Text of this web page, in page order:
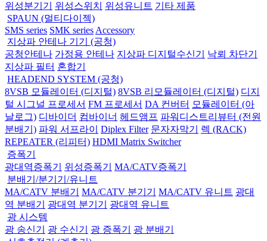
위성분기기
위성스위치 위성유니트 기타 제품
SPAUN (멀티다이젝)
SMS series SMK series Accessory
지상파 안테나 기기 (공청)
공청안테나 가정용 안테나 지상파 디지털수신기
낙뢰 차단기
지상파 필터 혼합기
HEADEND SYSTEM (공청)
8VSB 모듈레이터 (디지털) 8VSB 리모듈레이터 (디지털) 디지
털 시그널 프로세서 FM 프로세서 DA 컨버터 모듈레이터 (아
날로그) 디바이더 컴바이너 헤드앰프 파워디스트리뷰터 (전원
분배기) 파워 서프라이 Diplex Filter 문자자막기
렉 (RACK)
REPEATER (리피터) HDMI Matrix Switcher
증폭기
광대역증폭기
위성증폭기
MA/CATV증폭기
분배기/분기기/유니트
MA/CATV 분배기
MA/CATV 분기기 MA/CATV 유니트 광대
역 분배기
광대역 분기기
광대역 유니트
광 시스템
광 송신기
광 수신기 광 증폭기
광 분배기